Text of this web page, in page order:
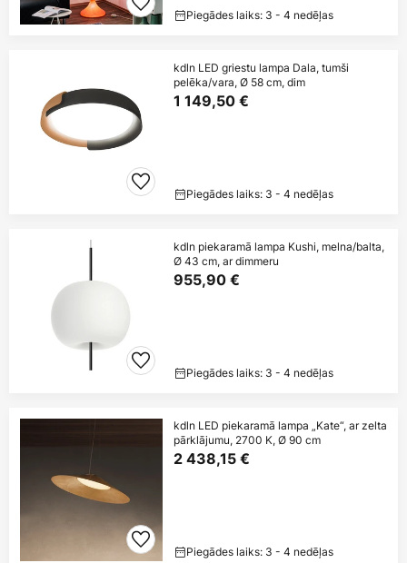
Piegādes laiks: 3 - 4 nedēļas
kdln LED griestu lampa Dala, tumši
pelēka/vara, Ø 58 cm, dim
1 149,50 €
Piegādes laiks: 3 - 4 nedēļas
kdln piekaramā lampa Kushi, melna/balta,
Ø 43 cm, ar dimmeru
955,90 €
Piegādes laiks: 3 - 4 nedēļas
kdln LED piekaramā lampa „Kate“, ar zelta
pārklājumu, 2700 K, Ø 90 cm
2 438,15 €
Piegādes laiks: 3 - 4 nedēļas